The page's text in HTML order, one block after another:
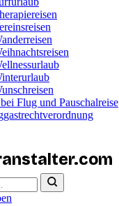
Flug und Pauschalreise
.com